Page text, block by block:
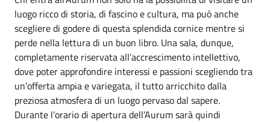
luogo ricco di storia, di fascino e cultura, ma può anche
scegliere di godere di questa splendida cornice mentre si
perde nella lettura di un buon libro. Una sala, dunque,
completamente riservata all’accrescimento intellettivo,
dove poter approfondire interessi e passioni scegliendo tra
un’offerta ampia e variegata, il tutto arricchito dalla
preziosa atmosfera di un luogo pervaso dal sapere.
Durante l’orario di apertura dell’Aurum sarà quindi